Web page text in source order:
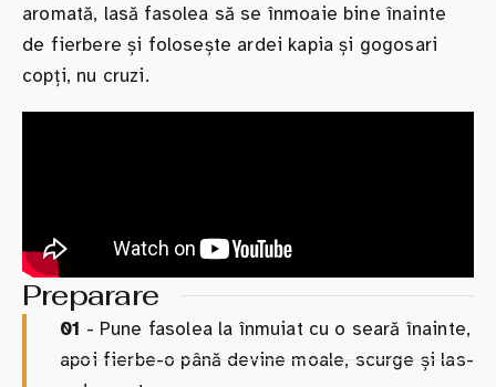
aromată, lasă fasolea să se înmoaie bine înainte
de fierbere și folosește ardei kapia și gogosari
copți, nu cruzi.
Preparare
01 - Pune fasolea la înmuiat cu o seară înainte,
apoi fierbe-o până devine moale, scurge și las-